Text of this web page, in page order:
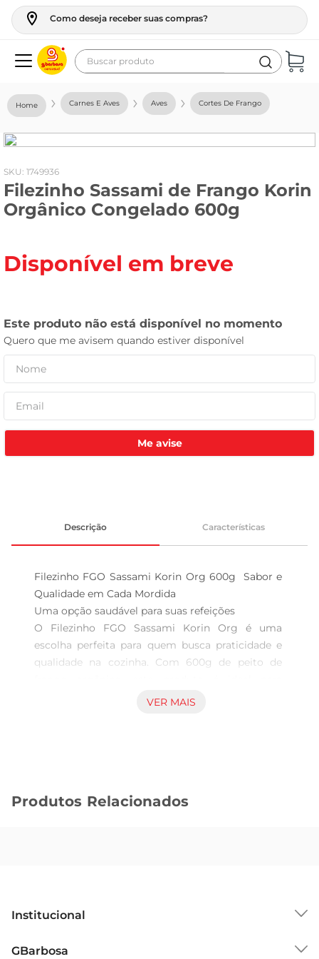
Como deseja receber suas compras?
Buscar produto
Carnes E Aves Aves Cortes De Frango
: 1749936
Filezinho Sassami de Frango Korin
Orgânico Congelado 600g
Disponível em breve
Me avise
Descrição Características
Filezinho FGO Sassami Korin Org 600g  Sabor e
Qualidade em Cada Mordida
Uma opção saudável para suas refeições
O Filezinho FGO Sassami Korin Org é uma
escolha perfeita para quem busca praticidade e
qualidade na cozinha. Com 600g de peito de
preparar pratos variados, desde grelhados até
Características e benefícios do produto
deseja manter uma alimentação saudável. Além
para o preparo de diversas receitas, facilitando o
VER MAIS
Produtos Relacionados
Institucional
GBarbosa
geladeira
fogao
café
cerveja
leite
tv